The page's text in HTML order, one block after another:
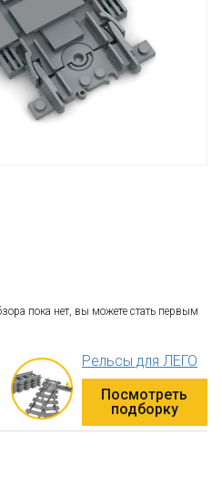
пока нет, вы можете стать первым
Рельсы для ЛЕГО
Посмотреть
подборку